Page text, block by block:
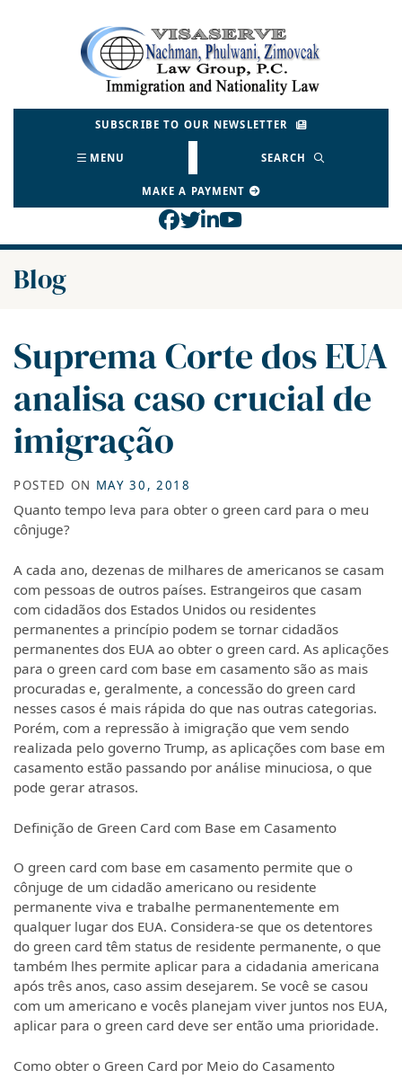
Return home
SUBSCRIBE TO OUR NEWSLETTER
MENU SEARCH
MAKE A PAYMENT
View our profile on
View our feed on
View our firm profile
View our channel
Blog
Suprema Corte dos EUA
analisa caso crucial de
imigração
POSTED ON MAY 30, 2018
Quanto tempo leva para obter o green card para o meu
cônjuge?
A cada ano, dezenas de milhares de americanos se casam
com pessoas de outros países. Estrangeiros que casam
com cidadãos dos Estados Unidos ou residentes
permanentes a princípio podem se tornar cidadãos
permanentes dos EUA ao obter o green card. As aplicações
para o green card com base em casamento são as mais
procuradas e, geralmente, a concessão do green card
nesses casos é mais rápida do que nas outras categorias.
Porém, com a repressão à imigração que vem sendo
realizada pelo governo Trump, as aplicações com base em
casamento estão passando por análise minuciosa, o que
pode gerar atrasos.
Definição de Green Card com Base em Casamento
O green card com base em casamento permite que o
cônjuge de um cidadão americano ou residente
permanente viva e trabalhe permanentemente em
qualquer lugar dos EUA. Considera-se que os detentores
do green card têm status de residente permanente, o que
também lhes permite aplicar para a cidadania americana
após três anos, caso assim desejarem. Se você se casou
com um americano e vocês planejam viver juntos nos EUA,
aplicar para o green card deve ser então uma prioridade.
Como obter o Green Card por Meio do Casamento